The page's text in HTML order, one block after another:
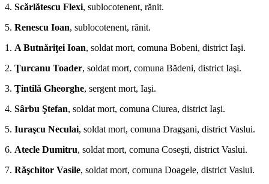
4. Scărlătescu Flexi, sublocotenent, rănit.
5. Renescu Ioan, sublocotenent, rănit.
1. A Butnăriţei Ioan, soldat mort, comuna Bobeni, district Iaşi.
2. Ţurcanu Toader, sol­dat mort, comuna Bădeni, district Iaşi.
3. Ţintilă Gheorghe, sergent mort, Iaşi.
4. Sârbu Ştefan, soldat mort, comuna Ciurea, district Iaşi.
5. Iuraşcu Neculai, soldat mort, co­muna Dragşani, district Vaslui.
6. Atecle Dumitru, soldat mort, comuna Coseşti, district Vaslui.
7. Răşchitor Vasile, soldat mort, comuna Doagele, district Vaslui.